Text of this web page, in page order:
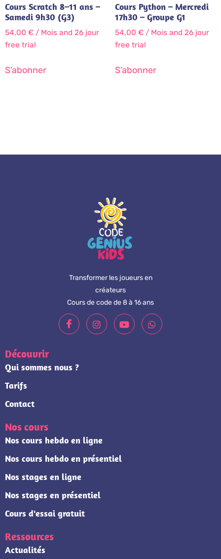
Cours Scratch 8–11 ans –
Samedi 9h30 (G3)
54,00 € / Mois and 26 jour
free trial
S'abonner
Cours Python – Mercredi
17h30 – Groupe G1
54,00 €/ Mois and 26 jour
free trial
S'abonner
Transformer les joueurs en
créateurs
Cours de code de 8 à 16 ans
Découvrir
Qui sommes nous ?
Tarifs
Contact
Nos cours
Nos cours hebdo en ligne
Nos cours hebdo en présentiel
Nos stages en ligne
Nos stages en présentiel
Cours d'essai gratuit
Ressources
Actualités